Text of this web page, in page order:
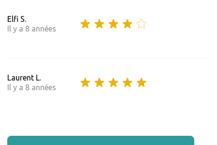
Elfi S.
Il y a 8 années
Laurent L.
Il y a 8 années